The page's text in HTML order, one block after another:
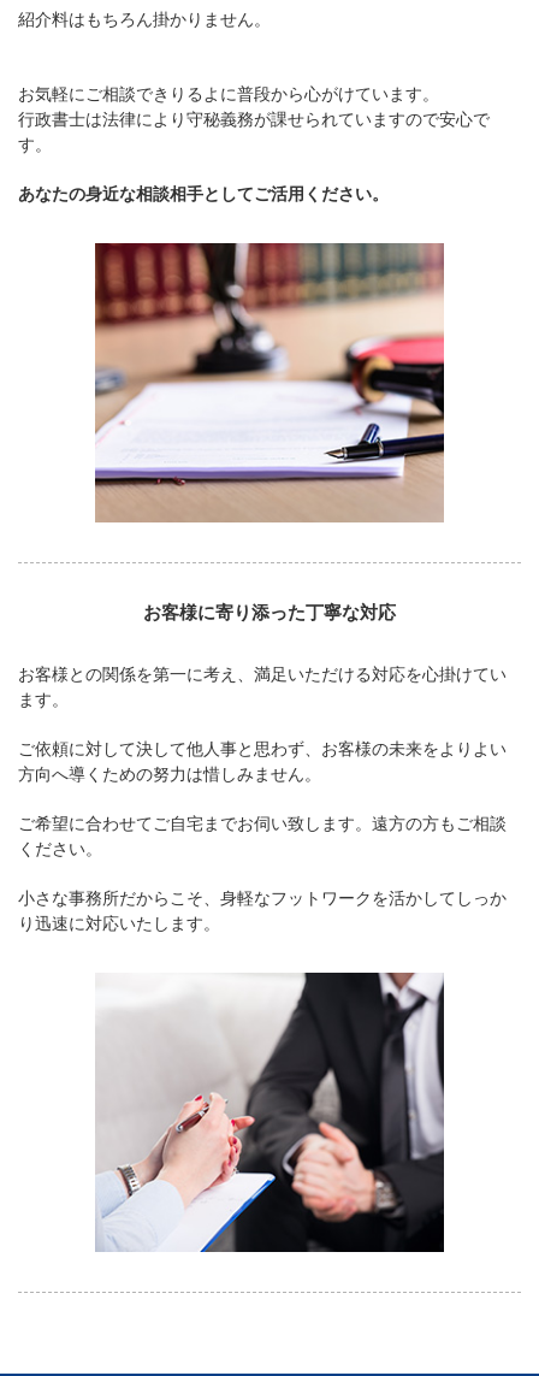
紹介料はもちろん掛かりません。
お気軽にご相談できりるよに普段から心がけています。
行政書士は法律により守秘義務が課せられていますので安心で
す。
あなたの身近な相談相手としてご活用ください。
お客様に寄り添った丁寧な対応
お客様との関係を第一に考え、満足いただける対応を心掛けてい
ます。
ご依頼に対して決して他人事と思わず、お客様の未来をよりよい
方向へ導くための努力は惜しみません。
ご希望に合わせてご自宅までお伺い致します。遠方の方もご相談
ください。
小さな事務所だからこそ、身軽なフットワークを活かしてしっか
り迅速に対応いたします。